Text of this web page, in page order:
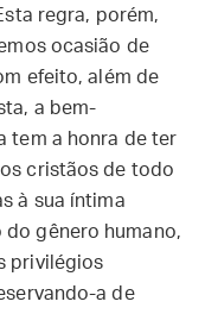
regra, porém,
ocasião de
efeito, além de
a bem-
tem a honra de ter
cristãos de todo
à sua íntima
gênero humano,
privilégios
a de